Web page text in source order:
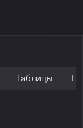
Таблицы